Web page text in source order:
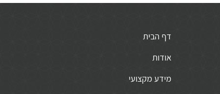
דף הבית
אודות
מידע מקצועי